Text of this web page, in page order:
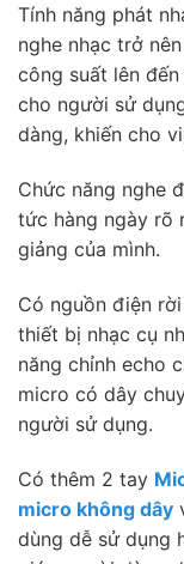
Tính năng phát
nghe nhạc trở
công suất lên
cho người sử
dàng, khiến cho
Chức năng nghe
tức hàng ngày rõ
giảng của mình.
Có nguồn điện
thiết bị nhạc cụ
năng chỉnh echo
micro có dây
người sử dụng.
Có thêm 2 tay
micro không dây
dùng dễ sử dụng